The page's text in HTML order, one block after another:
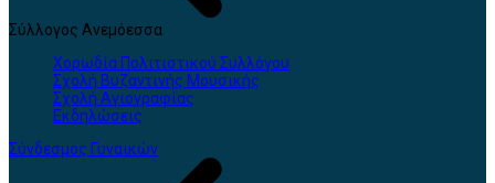
Σύλλογος Ανεμόεσσα
Χορωδία Πολιτιστικού Συλλόγου
Σχολή Βυζαντινής Μουσικής
Σχολή Αγιογραφίας
Εκδηλώσεις
Σύνδεσμος Γυναικών